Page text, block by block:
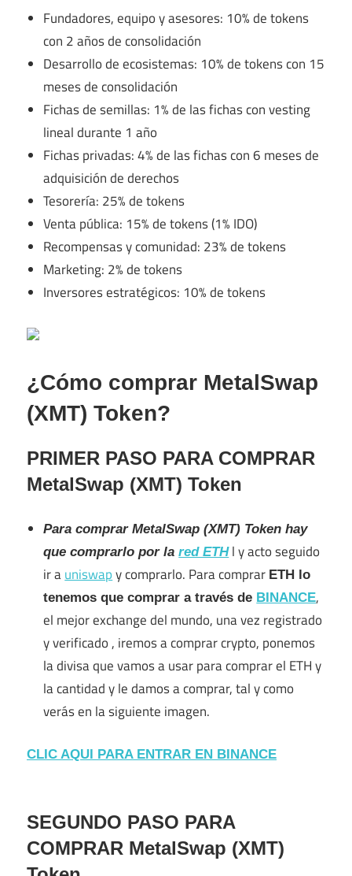
Fundadores, equipo y asesores: 10% de tokens
con 2 años de consolidación
Desarrollo de ecosistemas: 10% de tokens con 15
meses de consolidación
Fichas de semillas: 1% de las fichas con vesting
lineal durante 1 año
Fichas privadas: 4% de las fichas con 6 meses de
adquisición de derechos
Tesorería: 25% de tokens
Venta pública: 15% de tokens (1% IDO)
Recompensas y comunidad: 23% de tokens
Marketing: 2% de tokens
Inversores estratégicos: 10% de tokens
¿Cómo comprar MetalSwap
(XMT) Token?
PRIMER PASO PARA COMPRAR
MetalSwap (XMT) Token
Para comprar MetalSwap (XMT) Token hay
que comprarlo por lared ETHl y acto seguido
ir auniswapy comprarlo. Para comprar ETH lo
tenemos que comprar a través de BINANCE,
el mejor exchange del mundo, una vez registrado
y verificado , iremos a comprar crypto, ponemos
la divisa que vamos a usar para comprar el ETH y
la cantidad y le damos a comprar, tal y como
verás en la siguiente imagen.
CLIC AQUI PARA ENTRAR EN BINANCE
SEGUNDO PASO PARA
COMPRAR MetalSwap (XMT)